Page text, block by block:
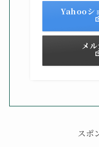
Yahooシ
メ
スポ